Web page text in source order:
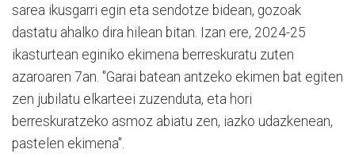
sarea ikusgarri egin eta sendotze bidean, gozoak
dastatu ahalko dira hilean bitan. Izan ere, 2024-25
ikasturtean eginiko ekimena berreskuratu zuten
azaroaren 7an. "Garai batean antzeko ekimen bat egiten
zen jubilatu elkarteei zuzenduta, eta hori
berreskuratzeko asmoz abiatu zen, iazko udazkenean,
pastelen ekimena".